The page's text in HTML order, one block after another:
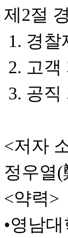
제2절
1. 경찰
2. 고객
3. 공
<저자
정우열
<약력>
•영남